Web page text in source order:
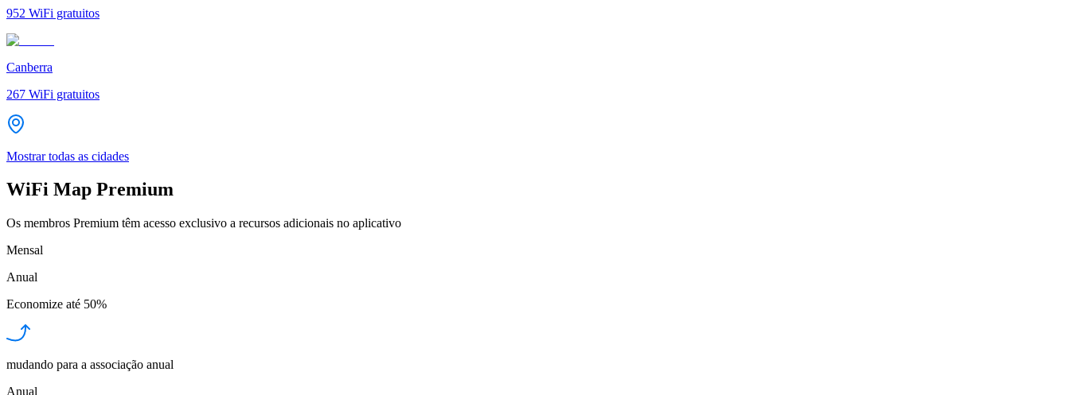
952 WiFi gratuitos
Canberra
267 WiFi gratuitos
Mostrar todas as cidades
WiFi Map Premium
Os membros Premium têm acesso exclusivo a recursos adicionais no aplicativo
Mensal
Anual
Economize até 50%
mudando para a associação anual
Anual